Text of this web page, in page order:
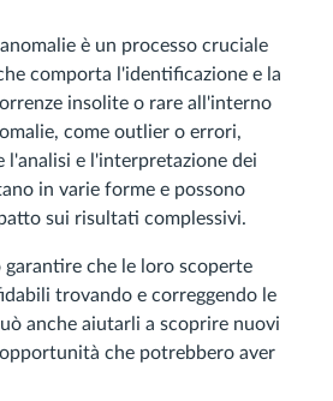
è un processo cruciale
comporta l'identificazione e la
insolite o rare all'interno
come outlier o errori,
l'analisi e l'interpretazione dei
in varie forme e possono
sui risultati complessivi.
che le loro scoperte
trovando e correggendo le
anche aiutarli a scoprire nuovi
che potrebbero aver